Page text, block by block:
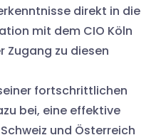
direkt in die
mit dem CIO Köln
Zugang zu diesen
fortschrittlichen
bei, eine effektive
und Österreich